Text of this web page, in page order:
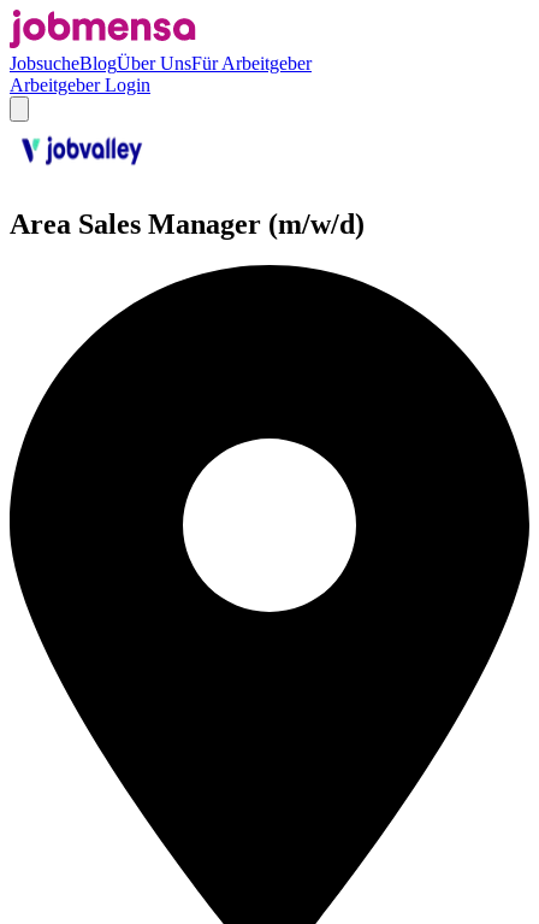
JobsucheBlogÜber UnsFür Arbeitgeber
Arbeitgeber Login
Area Sales Manager (m/w/d)